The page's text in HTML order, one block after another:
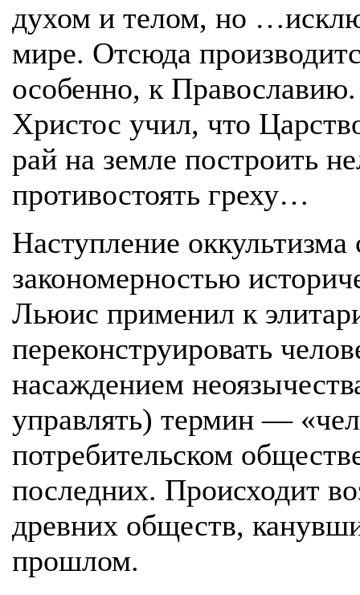
духом и телом, но
мире. Отсюда
особенно, к
Христос учил, что
рай на земле построить
противостоять греху…
Наступление оккультизма
закономерностью
Льюис применил к
переконструировать
насаждением
управлять) термин —
потребительском
последних. Происходит
древних обществ,
прошлом.